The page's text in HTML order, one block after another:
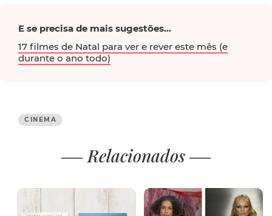
E se precisa de mais sugestões...
17 filmes de Natal para ver e rever este mês (e
durante o ano todo)
CINEMA
Relacionados